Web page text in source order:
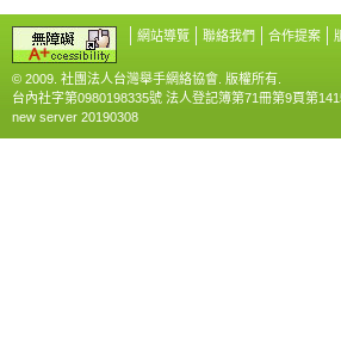
網站導覽 聯絡我們 合作提案
© 2009. 社團法人台灣舉手網絡協會. 版權所有.
台內社字第0980198335號 法人登記簿第71冊第9頁第
new server 20190308